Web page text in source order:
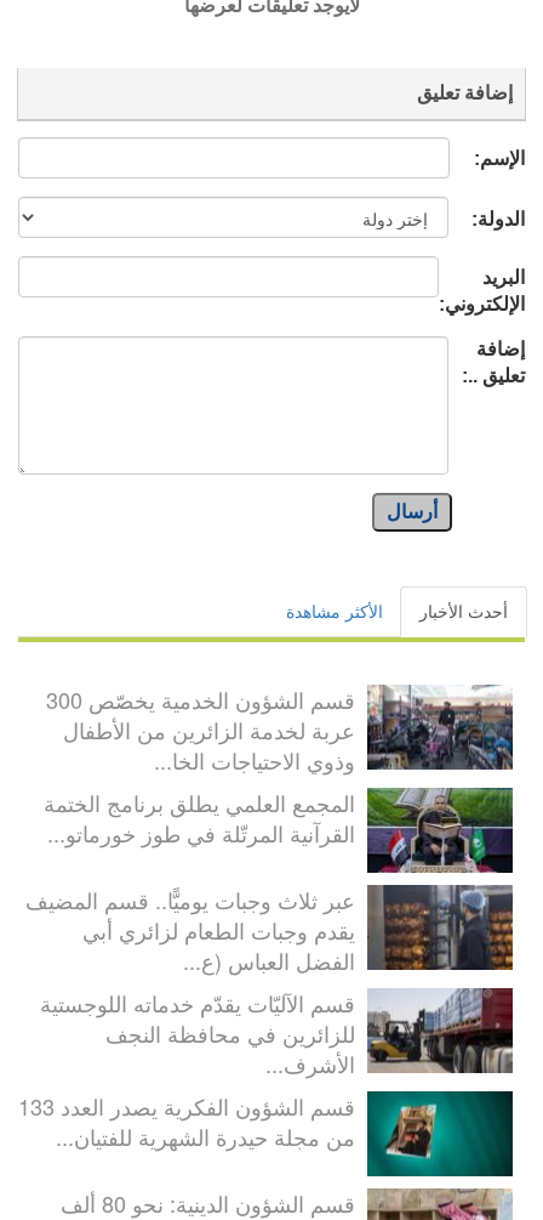
لايوجد تعليقات لعرضها
إضافة تعليق
الإسم:
الدولة:
البريد
الإلكتروني:
إضافة
تعليق ..:
أرسال
أحدث الأخبار الأكثر مشاهدة
قسم الشؤون الخدمية يخصّص 300
عربة لخدمة الزائرين من الأطفال
وذوي الاحتياجات الخا...
المجمع العلمي يطلق برنامج الختمة
القرآنية المرتّلة في طوز خورماتو...
عبر ثلاث وجبات يوميًّا.. قسم المضيف
يقدم وجبات الطعام لزائري أبي
الفضل العباس (ع...
قسم الآليّات يقدّم خدماته اللوجستية
للزائرين في محافظة النجف
الأشرف...
قسم الشؤون الفكرية يصدر العدد 133
من مجلة حيدرة الشهرية للفتيان...
قسم الشؤون الدينية: نحو 80 ألف